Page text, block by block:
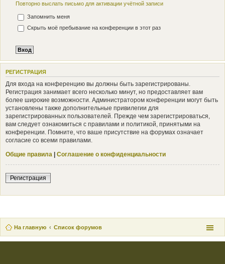
Повторно выслать письмо для активации учётной записи
Запомнить меня
Скрыть моё пребывание на конференции в этот раз
РЕГИСТРАЦИЯ
Для входа на конференцию вы должны быть зарегистрированы.
Регистрация занимает всего несколько минут, но предоставляет вам
более широкие возможности. Администратором конференции могут быть
установлены также дополнительные привилегии для
зарегистрированных пользователей. Прежде чем зарегистрироваться,
вам следует ознакомиться с правилами и политикой, принятыми на
конференции. Помните, что ваше присутствие на форумах означает
согласие со всеми правилами.
Общие правила | Соглашение о конфиденциальности
Регистрация
На главную Список форумов